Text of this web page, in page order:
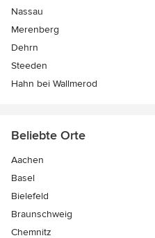
Nassau
Merenberg
Dehrn
Steeden
Hahn bei Wallmerod
Beliebte Orte
Aachen
Basel
Bielefeld
Braunschweig
Chemnitz